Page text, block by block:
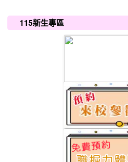
115新生專區